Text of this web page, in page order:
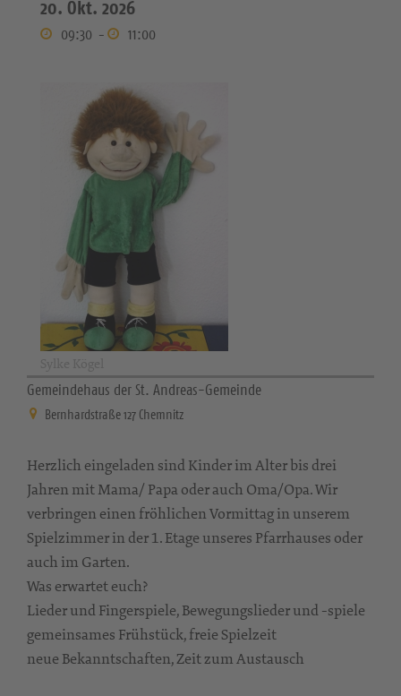
20. Okt. 2026
09:30 - 11:00
Gemeindehaus der St. Andreas-Gemeinde
Bernhardstraße 127 Chemnitz
Herzlich eingeladen sind Kinder im Alter bis drei
Jahren mit Mama/ Papa oder auch Oma/Opa. Wir
verbringen einen fröhlichen Vormittag in unserem
Spielzimmer in der 1. Etage unseres Pfarrhauses oder
auch im Garten.
Was erwartet euch?
Lieder und Fingerspiele, Bewegungslieder und -spiele
gemeinsames Frühstück, freie Spielzeit
neue Bekanntschaften, Zeit zum Austausch